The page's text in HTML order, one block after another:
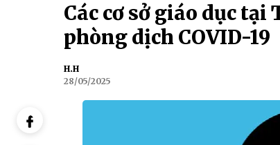
Các cơ sở giáo dục
phòng dịch COVID-19
H.H
28/05/2025